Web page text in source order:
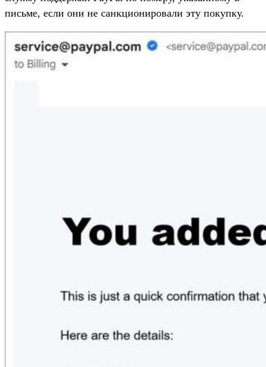
письме, если они не санкционировали эту покупку.